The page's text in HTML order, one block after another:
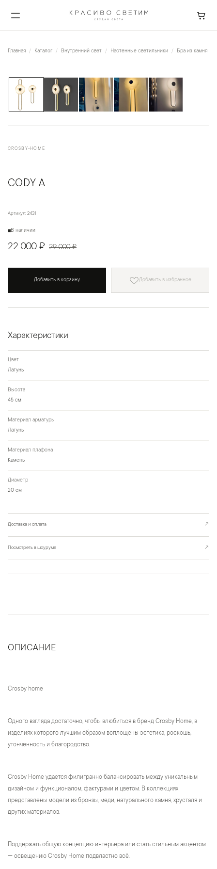
Главная Каталог Внутренний свет Настенные светильники Бра из камня и
CROSBY-HOME
CODY A
Артикул: 2431
В наличии
22 000 ₽ 29 000 ₽
Добавить в корзину Добавить в избранное
Характеристики
Цвет
Латунь
Высота
45 см
Материал арматуры
Латунь
Материал плафона
Камень
Диаметр
20 см
Доставка и оплата ↗
Посмотреть в шоуруме ↗
ОПИСАНИЕ
Crosby home
Одного взгляда достаточно, чтобы влюбиться в бренд Crosby Home, в
изделиях которого лучшим образом воплощены эстетика, роскошь,
утонченность и благородство.
Crosby Home удается филигранно балансировать между уникальным
дизайном и функционалом, фактурами и цветом. В коллекциях
представлены модели из бронзы, меди, натурального камня, хрусталя и
других материалов.
Поддержать общую концепцию интерьера или стать стильным акцентом
— освещению Crosby Home подвластно всё.